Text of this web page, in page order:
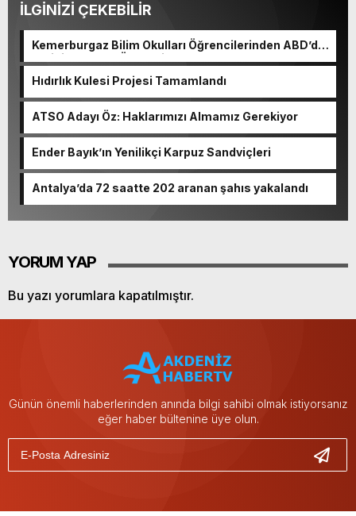
İLGİNİZİ ÇEKEBİLİR
Kemerburgaz Bilim Okulları Öğrencilerinden ABD’de
Tarihi Başarı: 6 Öğrenci 14 Madalya Kazandı
Hıdırlık Kulesi Projesi Tamamlandı
ATSO Adayı Öz: Haklarımızı Almamız Gerekiyor
Ender Bayık’ın Yenilikçi Karpuz Sandviçleri
Antalya’da 72 saatte 202 aranan şahıs yakalandı
YORUM YAP
Bu yazı yorumlara kapatılmıştır.
Günün önemli haberlerinden anında bilgi sahibi olmak istiyorsanız
eğer haber bültenine üye olun.